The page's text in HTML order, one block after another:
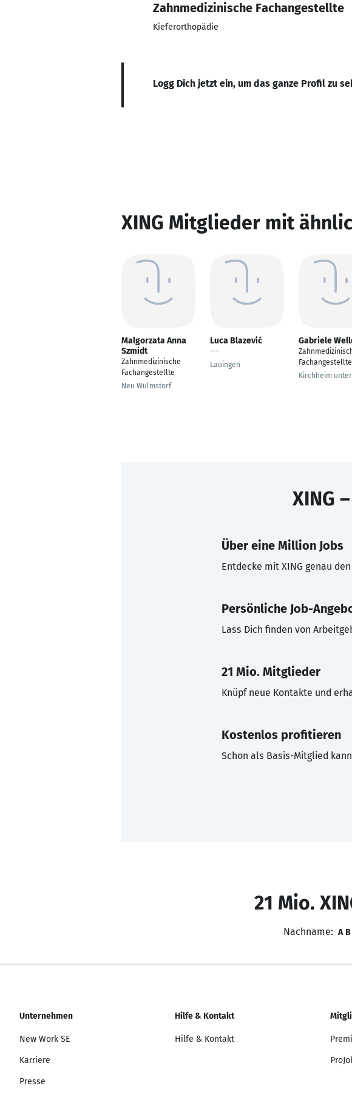
Zahnmedizinische Fachangestellte
Kieferorthopädie
Logg Dich jetzt ein, um das ganze Profil zu
XING Mitglieder mit
Malgorzata Anna
Szmidt
Zahnmedizinische
Fachangestellte
Neu Wulmstorf
Luca Blazević
---
Lauingen
Gabriele
Fachangestellte
Kirchheim
XING
Über eine Million Jobs
Entdecke mit XING genau
Persönliche Job-
Lass Dich finden von
21 Mio. Mitglieder
Knüpf neue Kontakte und
Kostenlos profitieren
Schon als Basis-Mitglied
21 Mio.
Nachname: A B
Unternehmen
New Work SE
Karriere
Presse
Hilfe & Kontakt
Hilfe & Kontakt